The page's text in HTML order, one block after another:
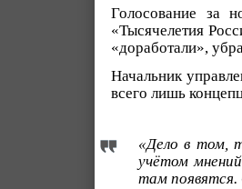
Голосование за
«Тысячелетия
«доработали»,
Начальник
всего лишь
«Дело в том,
учётом
там появятся.